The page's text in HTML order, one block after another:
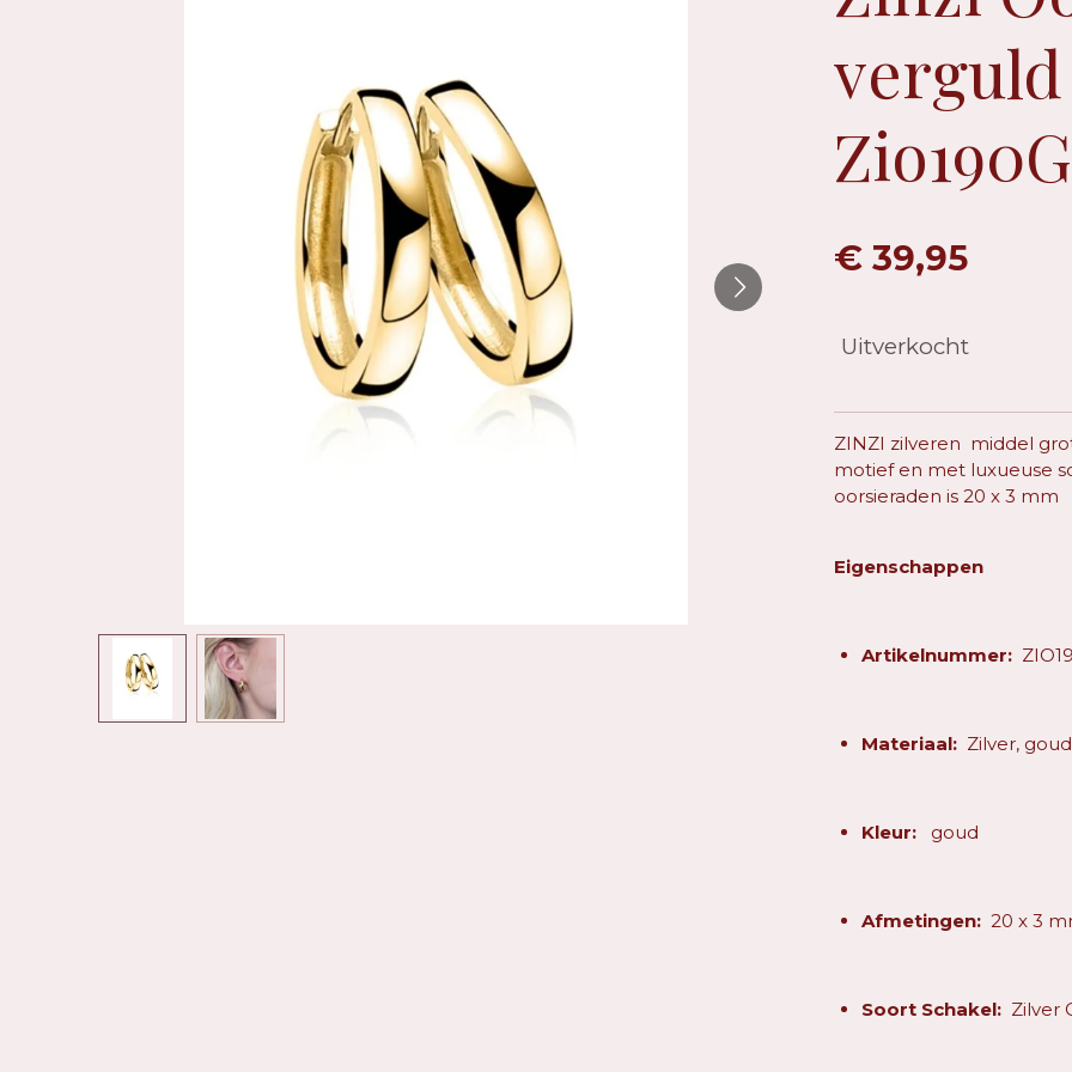
€ 39,95
Uitverkocht
ZINZI zilveren middel
motief en met luxueuse
oorsieraden is 20 x 3 mm
Eigenschappen
Artikelnummer:
Materiaal: Zilver,
Kleur:goud
Afmetingen:20 x 3
Soort Schakel: Zilver